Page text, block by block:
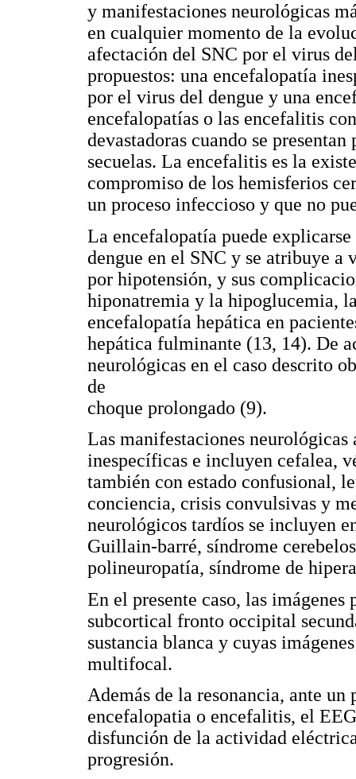
y manifestaciones neurológicas
en cualquier momento de la
afectación del SNC por el virus
propuestos: una encefalopatía
por el virus del dengue y una
encefalopatías o las encefalitis
devastadoras cuando se
secuelas. La encefalitis es la
compromiso de los hemisferios
un proceso infeccioso y que no
La encefalopatía puede
dengue en el SNC y se atribuye
por hipotensión, y sus
hiponatremia y la hipoglucemia,
encefalopatía hepática en
hepática fulminante (13, 14). De
neurológicas en el caso descrito
de
choque prolongado (9).
Las manifestaciones neurológicas
inespecíficas e incluyen cefalea,
también con estado confusional,
conciencia, crisis convulsivas y
neurológicos tardíos se incluyen
Guillain-barré, síndrome
polineuropatía, síndrome de
En el presente caso, las
subcortical fronto occipital
sustancia blanca y cuyas
multifocal.
Además de la resonancia, ante un
encefalopatia o encefalitis, el
disfunción de la actividad
progresión.